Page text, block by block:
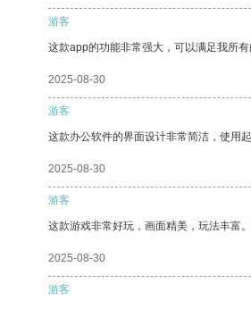
游客
这款app的功能非常强大，可以满足我所
2025-08-30
游客
这款办公软件的界面设计非常简洁，使用
2025-08-30
游客
这款游戏非常好玩，画面精美，玩法丰富
2025-08-30
游客